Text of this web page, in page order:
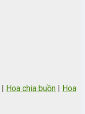
Hoa chia buồn
Hoa